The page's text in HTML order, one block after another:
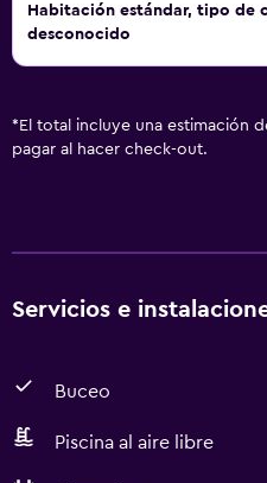
Habitación estándar, tipo de
desconocido
* El total incluye una estimación
pagar al hacer check-out.
Servicios e
Buceo
Piscina al aire libre